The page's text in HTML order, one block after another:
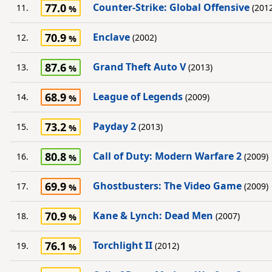
11. 77.0 Counter-Strike: Global Offensive
12. 70.9 Enclave (2002)
13. 87.6 Grand Theft Auto V(2013)
14. 68.9 League of Legends (2009)
15. 73.2 Payday 2 (2013)
16. 80.8 Call of Duty: Modern Warfare 2 (2009)
17. 69.9 Ghostbusters: The Video Game (2009)
18. 70.9 Kane & Lynch: Dead Men (2007)
19. 76.1 Torchlight II (2012)